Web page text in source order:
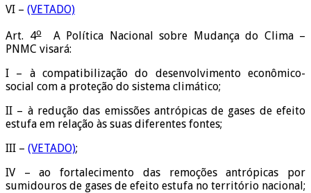
VI – (VETADO)
Art. 4oA Política Nacional sobre Mudança do Clima –
PNMC visará:
I – à compatibilização do desenvolvimento econômico-
social com a proteção do sistema climático;
II – à redução das emissões antrópicas de gases de efeito
estufa em relação às suas diferentes fontes;
III – (VETADO);
IV – ao fortalecimento das remoções antrópicas por
sumidouros de gases de efeito estufa no território nacional;